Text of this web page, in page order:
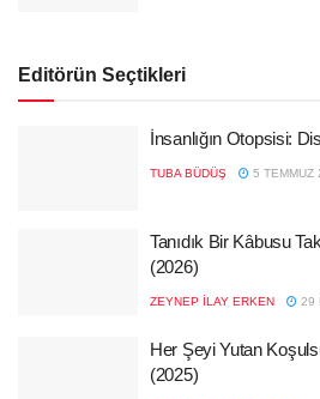
Editörün Seçtikleri
İnsanlığın Otopsisi:
TUBA BÜDÜŞ 5 TEMMUZ
Tanıdık Bir Kâbusu
(2026)
ZEYNEP İLAY ERKEN 29
Her Şeyi Yutan
(2025)